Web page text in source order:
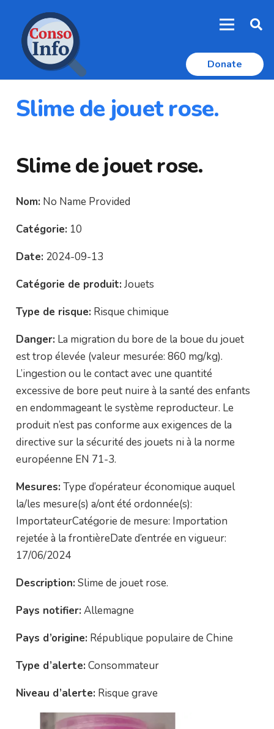
Donate
Slime de jouet rose.
Slime de jouet rose.
Nom: No Name Provided
Catégorie: 10
Date: 2024-09-13
Catégorie de produit: Jouets
Type de risque: Risque chimique
Danger: La migration du bore de la boue du jouet
est trop élevée (valeur mesurée: 860 mg/kg).
L’ingestion ou le contact avec une quantité
excessive de bore peut nuire à la santé des enfants
en endommageant le système reproducteur. Le
produit n’est pas conforme aux exigences de la
directive sur la sécurité des jouets ni à la norme
européenne EN 71-3.
Mesures: Type d’opérateur économique auquel
la/les mesure(s) a/ont été ordonnée(s):
ImportateurCatégorie de mesure: Importation
rejetée à la frontièreDate d’entrée en vigueur:
17/06/2024
Description: Slime de jouet rose.
Pays notifier: Allemagne
Pays d’origine: République populaire de Chine
Type d’alerte: Consommateur
Niveau d’alerte: Risque grave